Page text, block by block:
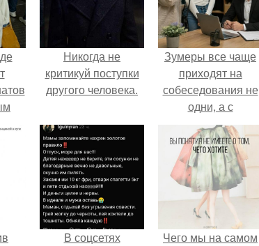
Никогда не
критикуй поступки
другого человека.
Зумеры все чаще
приходят на
собеседования не
одни, а с
родителями,
жалуются эйчары.
В соцсетях Чего мы на самом